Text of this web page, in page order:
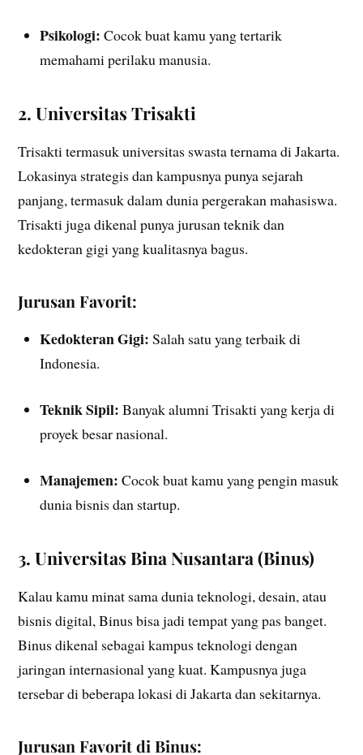
Psikologi: Cocok buat kamu yang tertarik
memahami perilaku manusia.
2. Universitas Trisakti
Trisakti termasuk universitas swasta ternama di Jakarta.
Lokasinya strategis dan kampusnya punya sejarah
panjang, termasuk dalam dunia pergerakan mahasiswa.
Trisakti juga dikenal punya jurusan teknik dan
kedokteran gigi yang kualitasnya bagus.
Jurusan Favorit:
Kedokteran Gigi: Salah satu yang terbaik di
Indonesia.
Teknik Sipil: Banyak alumni Trisakti yang kerja di
proyek besar nasional.
Manajemen: Cocok buat kamu yang pengin masuk
dunia bisnis dan startup.
3. Universitas Bina Nusantara (Binus)
Kalau kamu minat sama dunia teknologi, desain, atau
bisnis digital, Binus bisa jadi tempat yang pas banget.
Binus dikenal sebagai kampus teknologi dengan
jaringan internasional yang kuat. Kampusnya juga
tersebar di beberapa lokasi di Jakarta dan sekitarnya.
Jurusan Favorit di Binus: